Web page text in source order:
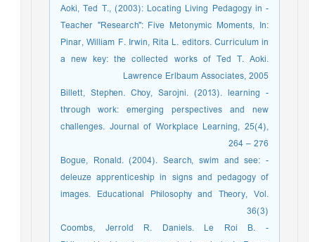
- Aoki, Ted T., (2003): Locating Living Pedagogy in
Teacher "Research": Five Metonymic Moments, In:
Pinar, William F. Irwin, Rita L. editors. Curriculum in
a new key: the collected works of Ted T. Aoki.
Lawrence Erlbaum Associates, 2005
- Billett, Stephen. Choy, Sarojni. (2013). learning
through work: emerging perspectives and new
challenges. Journal of Workplace Learning, 25(4),
264 – 276
- Bogue, Ronald. (2004). Search, swim and see:
deleuze apprenticeship in signs and pedagogy of
images. Educational Philosophy and Theory, Vol.
36(3)
- Coombs, Jerrold R. Daniels. Le Roi B.